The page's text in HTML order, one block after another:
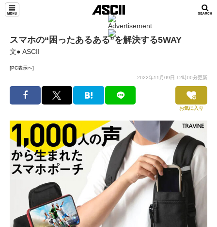
スマホの“困ったあるある”を解決する5WAY
文● ASCII
[PC表示へ]
2022年11月09日 12時00分更新
お気に入り